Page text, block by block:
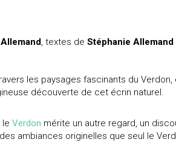
, textes de Stéphanie Allemand
les paysages fascinants du
découverte de cet écrin naturel.
le Verdon mérite un autre regard, un
ambiances originelles que seul le